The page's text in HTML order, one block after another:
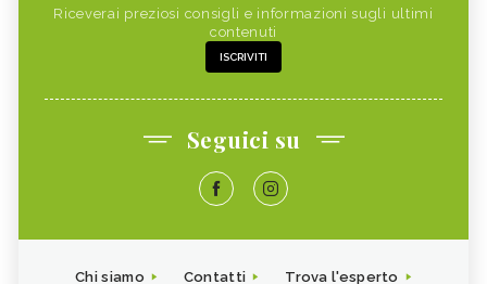
Riceverai preziosi consigli e informazioni sugli ultimi
contenuti
ISCRIVITI
Seguici su
Chi siamo Contatti Trova l'esperto